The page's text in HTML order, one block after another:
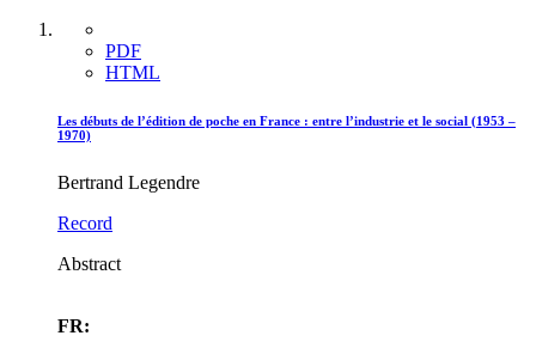
PDF
HTML
Les débuts de l’édition de poche en France : entre l’industrie et le social (1953 –
1970)
Bertrand Legendre
Record
Abstract
FR: